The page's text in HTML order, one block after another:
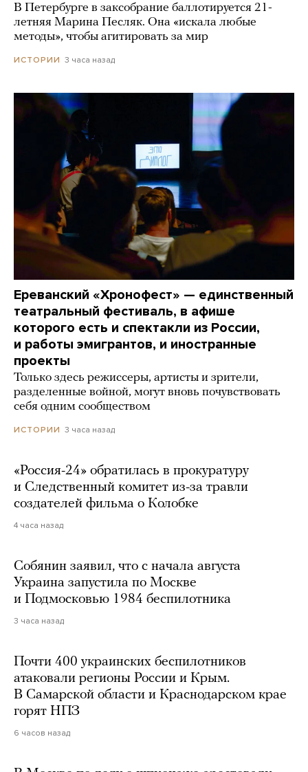
В Петербурге в заксобрание баллотируется 21-
летняя Марина Песляк. Она «искала любые
методы», чтобы агитировать за мир
ИСТОРИИ 3 часа назад
Ереванский «Хронофест» — единственный
театральный фестиваль, в афише
которого есть и спектакли из России,
и работы эмигрантов, и иностранные
проекты
Только здесь режиссеры, артисты и зрители,
разделенные войной, могут вновь почувствовать
себя одним сообществом
ИСТОРИИ 3 часа назад
«Россия-24» обратилась в прокуратуру
и Следственный комитет из-за травли
создателей фильма о Колобке
4 часа назад
Собянин заявил, что с начала августа
Украина запустила по Москве
и Подмосковью 1984 беспилотника
3 часа назад
Почти 400 украинских беспилотников
атаковали регионы России и Крым.
В Самарской области и Краснодарском крае
горят НПЗ
6 часов назад